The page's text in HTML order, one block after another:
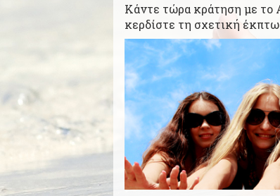
Κάντε τώρα κράτηση με το
κερδίστε τη σχετική